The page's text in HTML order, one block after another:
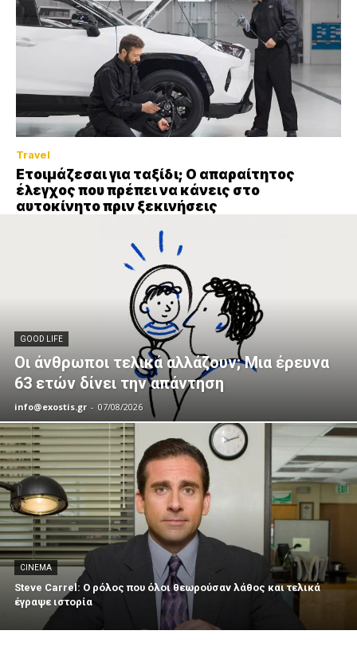
Travel
Ετοιμάζεσαι για ταξίδι; Ο απαραίτητος
έλεγχος που πρέπει να κάνεις στο
αυτοκίνητο πριν ξεκινήσεις
GOOD LIFE
Οι άνθρωποι τελικά αλλάζουν; Μια έρευνα
63 ετών δίνει την απάντηση
info@exostis.gr - 07/08/2026
CINEMA
Steve Carrel: Ο ρόλος που όλοι θεωρούσαν λάθος και τελικά
έγραψε ιστορία